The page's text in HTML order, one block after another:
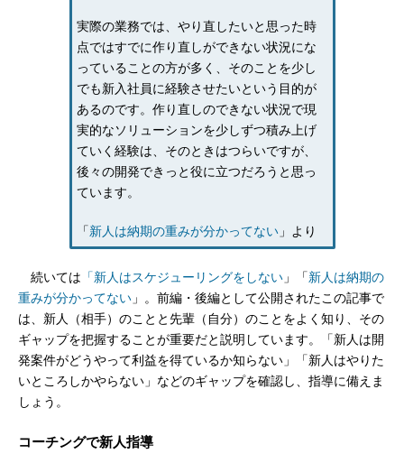
実際の業務では、やり直したいと思った時
点ではすでに作り直しができない状況にな
っていることの方が多く、そのことを少し
でも新入社員に経験させたいという目的が
あるのです。作り直しのできない状況で現
実的なソリューションを少しずつ積み上げ
ていく経験は、そのときはつらいですが、
後々の開発できっと役に立つだろうと思っ
ています。
「新人は納期の重みが分かってない」より
続いては 「新人はスケジューリングをしない 」「新人は納期の
重みが分かってない 」。前編・後編として公開されたこの記事で
は、新人（相手）のことと先輩（自分）のことをよく知り、その
ギャップを把握することが重要だと説明しています。「新人は開
発案件がどうやって利益を得ているか知らない」「新人はやりた
いところしかやらない」などのギャップを確認し、指導に備えま
しょう。
コーチングで新人指導